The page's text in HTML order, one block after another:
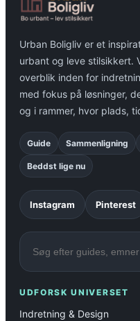
Urban Boligliv er et
urbant og leve stilsikkert.
overblik inden for
med fokus på løsninger,
og i rammer, hvor plads,
Guide Sammenligning
Beddst lige nu
Instagram Pinterest
UDFORSK UNIVERSET
Indretning & Design